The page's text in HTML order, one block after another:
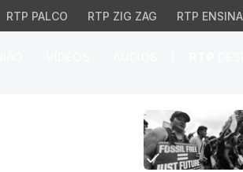
RTP PALCO RTP ZIG ZAG RTP ENSINA
a